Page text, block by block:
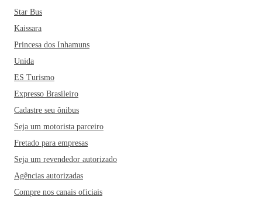
Star Bus
Kaissara
Princesa dos Inhamuns
Unida
ES Turismo
Expresso Brasileiro
Cadastre seu ônibus
Seja um motorista parceiro
Fretado para empresas
Seja um revendedor autorizado
Agências autorizadas
Compre nos canais oficiais